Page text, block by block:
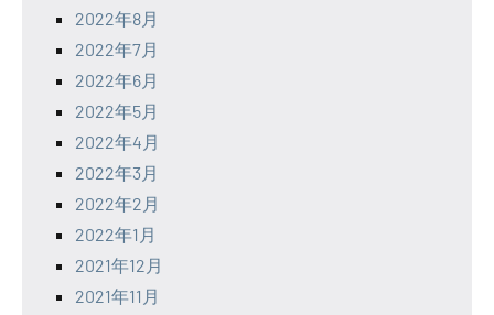
2022年8月
2022年7月
2022年6月
2022年5月
2022年4月
2022年3月
2022年2月
2022年1月
2021年12月
2021年11月